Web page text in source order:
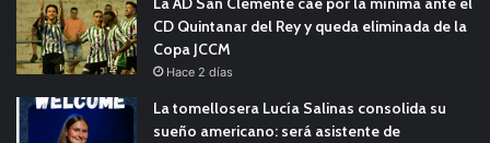
CD Quintanar del Rey y queda eliminada de la
Copa JCCM
Hace 2 días
La tomellosera Lucía Salinas consolida su
sueño americano: será asistente de